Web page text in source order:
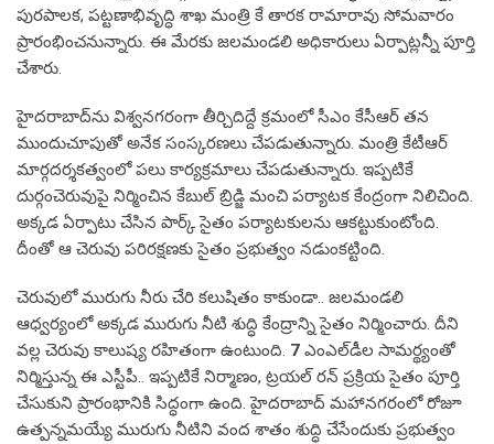
పురపాలక, పట్టణాభివృద్ధి శాఖ మంత్రి కే తారక రామారావు సోమవారం
ప్రారంభించనున్నారు. ఈ మేరకు జలమండలి అధికారులు ఏర్పాట్లన్నీ పూర్తి
చేశారు.
హైదరాబాద్‌ను విశ్వనగరంగా తీర్చిదిద్దే క్రమంలో సీఎం కేసీఆర్ తన
ముందుచూపుతో అనేక సంస్కరణలు చేపడుతున్నారు. మంత్రి కేటీఆర్
మార్గదర్శకత్వంలో పలు కార్యక్రమాలు చేపడుతున్నారు. ఇప్పటికే
దుర్గంచెరువుపై నిర్మించిన కేబుల్ బ్రిడ్జి మంచి పర్యాటక కేంద్రంగా నిలిచింది.
అక్కడ ఏర్పాటు చేసిన పార్క్ సైతం పర్యాటకులను ఆకట్టుకుంటోంది.
దీంతో ఆ చెరువు పరిరక్షణకు సైతం ప్రభుత్వం నడుంకట్టింది.
చెరువులో మురుగు నీరు చేరి కలుషితం కాకుండా.. జలమండలి
ఆధ్వర్యంలో అక్కడ మురుగు నీటి శుద్ధి కేంద్రాన్ని సైతం నిర్మించారు. దీని
వల్ల చెరువు కాలుష్య రహితంగా ఉంటుంది. 7 ఎంఎల్‌డీల సామర్థ్యంతో
నిర్మిస్తున్న ఈ ఎస్టీపీ.. ఇప్పటికే నిర్మాణం, ట్రయల్ రన్ ప్రక్రియ సైతం పూర్తి
చేసుకుని ప్రారంభానికి సిద్ధంగా ఉంది. హైదరాబాద్ మహానగరంలో రోజూ
ఉత్పన్నమయ్యే మురుగు నీటిని వంద శాతం శుద్ధి చేసేందుకు ప్రభుత్వం